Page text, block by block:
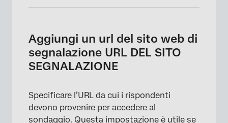
Aggiungi un url del sito web di
segnalazione URL DEL SITO
SEGNALAZIONE
Specificare l’URL da cui i rispondenti
devono provenire per accedere al
sondaggio. Questa impostazione è utile se